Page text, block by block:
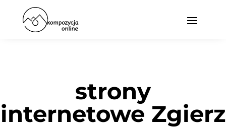
strony
internetowe Zgierz